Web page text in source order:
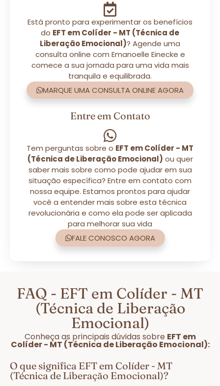
Está pronto para experimentar os benefícios
do EFT em Colíder - MT (Técnica de
Liberação Emocional)? Agende uma
consulta online com Emanoelle Einecke e
comece a sua jornada para uma vida mais
tranquila e equilibrada.
MARQUE UMA CONSULTA ONLINE AGORA
Entre em Contato
Tem perguntas sobre o EFT em Colíder - MT
(Técnica de Liberação Emocional) ou quer
saber mais sobre como pode ajudar em sua
situação específica? Entre em contato com
nossa equipe. Estamos prontos para ajudar
você a entender mais sobre esta técnica
revolucionária e como ela pode ser aplicada
para melhorar sua vida
FALE CONOSCO AGORA
FAQ - EFT em Colíder - MT
(Técnica de Liberação
Emocional)
Conheça as principais dúvidas sobre EFT em
Colíder - MT (Técnica de Liberação Emocional):
O que significa EFT em Colíder - MT
(Técnica de Liberação Emocional)?